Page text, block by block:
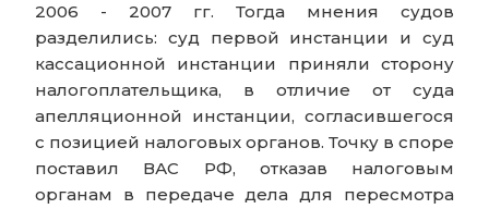
2006 - 2007 гг. Тогда мнения судов
разделились: суд первой инстанции и суд
кассационной инстанции приняли сторону
налогоплательщика, в отличие от суда
апелляционной инстанции, согласившегося
с позицией налоговых органов. Точку в споре
поставил ВАС РФ, отказав налоговым
органам в передаче дела для пересмотра